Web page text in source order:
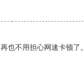
也不用担心网速卡顿了。